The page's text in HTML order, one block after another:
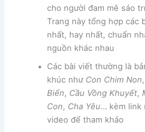
cho người đam mê sáo
Trang này tổng hợp các
nhất, hay nhất, chuẩn
nguồn khác nhau
Các bài viết thường là
khúc như Con Chim Non,
Biển, Cầu Vồng Khuyết,
Con, Cha Yêu… kèm link
video để tham khảo